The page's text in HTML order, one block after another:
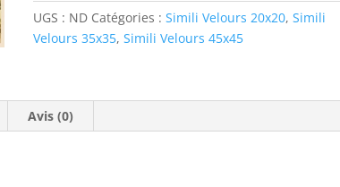
UGS : ND Catégories :Simili Velours 20x20,Simili
Velours 35x35,Simili Velours 45x45
Avis (0)